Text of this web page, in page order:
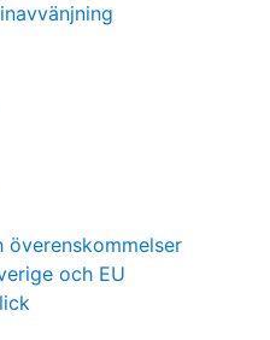
överenskommelser
och EU